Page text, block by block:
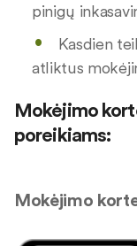
pinigų
Kasdien
atliktus
Mokėjimo
poreikiams:
Mokėjimo